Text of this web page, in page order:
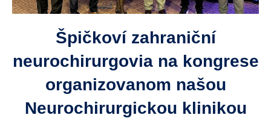
Špičkoví zahraniční
neurochirurgovia na kongrese
organizovanom našou
Neurochirurgickou klinikou